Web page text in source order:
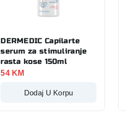
DERMEDIC Capilarte
serum za stimuliranje
rasta kose 150ml
54 KM
Dodaj U Korpu